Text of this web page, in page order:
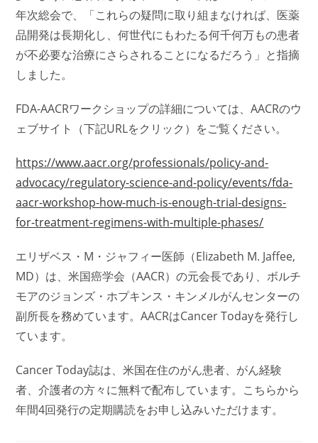
年次総会で、「これらの疑問に取り組まなければ、医薬
品開発は長期化し、何世代にもわたる何千何万もの患者
が不必要な治療にさらされることになるだろう」と指摘
しました。
FDA-AACRワークショップの詳細については、AACRのウ
ェブサイト（下記URLをクリック）をご覧ください。
https://www.aacr.org/professionals/policy-and-
advocacy/regulatory-science-and-policy/events/fda-
aacr-workshop-how-much-is-enough-trial-designs-
for-treatment-regimens-with-multiple-phases/
エリザベス・M・ジャフィー医師（Elizabeth M. Jaffee,
MD）は、米国癌学会（AACR）の元会長であり、ボルチ
モアのジョンズ・ホプキンス・キンメルがんセンターの
副所長を務めています。AACRはCancer Todayを発行し
ています。
Cancer Today誌は、米国在住のがん患者、がん経験
者、介護者の方々に無料で配布しています。こちらから
年間4回発行の定期購読をお申し込みいただけます。